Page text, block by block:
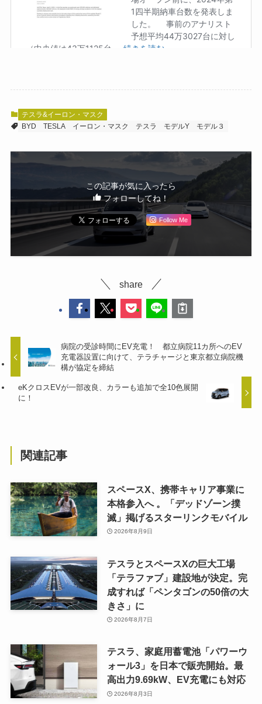
テスラ&イーロン・マスク
BYD
TESLA イーロン・マスク テスラ モデルY モデル３
この記事が気に入ったら
フォローしてね！
Follow Me
share
病院の受診時間にEV充電！ 都立病院11カ所へのEV
充電器設置に向けて、テラチャージと東京都立病院機
構が協定を締結
eKクロスEVが一部改良、カラーも追加で全10色展開
に！
関連記事
スペースX、携帯キャリア事業に
本格参入へ 。「デッドゾーン撲
滅」掲げるスターリンクモバイル
2026年8月9日
テスラとスペースXの巨大工場
「テラファブ」建設地が決定。完
成すれば「ペンタゴンの50倍の大
きさ」に
2026年8月7日
テスラ、家庭用蓄電池「パワーウ
ォール3」を日本で販売開始。最
高出力9.69kW、EV充電にも対応
2026年8月3日